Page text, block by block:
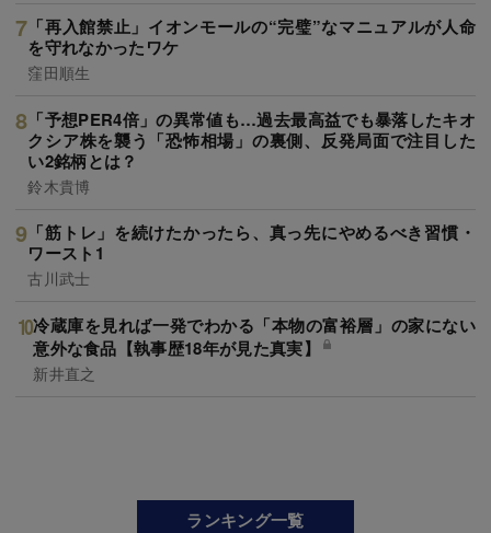
「再入館禁止」イオンモールの“完璧”なマニュアルが人命
を守れなかったワケ
窪田順生
「予想PER4倍」の異常値も…過去最高益でも暴落したキオ
クシア株を襲う「恐怖相場」の裏側、反発局面で注目した
い2銘柄とは？
鈴木貴博
「筋トレ」を続けたかったら、真っ先にやめるべき習慣・
ワースト1
古川武士
冷蔵庫を見れば一発でわかる「本物の富裕層」の家にない
意外な食品【執事歴18年が見た真実】
新井直之
ランキング一覧